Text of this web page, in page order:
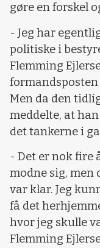
gøre en forskel
- Jeg har
politiske i
Flemming
Men da den
meddelte, at
det tankerne i
- Det er nok fire
modne sig, men
var klar. Jeg
få det
hvor jeg skulle
Flemming